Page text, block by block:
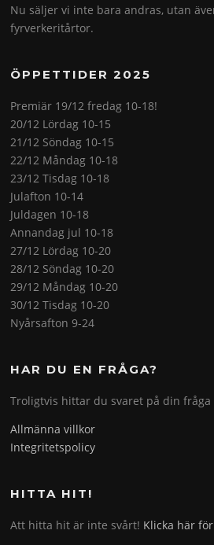
Nu säljer vi inte bara andras, utan
fyrverkeritårtor.
ÖPPETTIDER 2025
Premiär 19/12 fredag 10-18!
20/12 Lördag 10-15
21/12 Söndag 10-15
22/12 Måndag 10-18
23/12 Tisdag 10-18
Julafton 10-14
Juldagen 10-18
Annandag jul 10-18
27/12 Lördag 10-20
28/12 Söndag 10-20
29/12 Måndag 10-20
30/12 Tisdag 10-20
Nyårsafton 9-24
HAR DU EN FRÅGA?
Troligtvis hittar du svaret på din fråga
Allmänna villkor
Integritetspolicy
HITTA HIT!
Att hitta hit är inte svårt! Klicka här